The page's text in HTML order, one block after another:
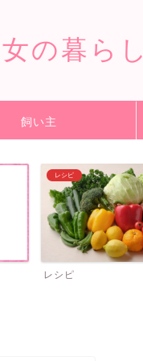
の暮らし
飼い主
ひとりごと
ひとりごと